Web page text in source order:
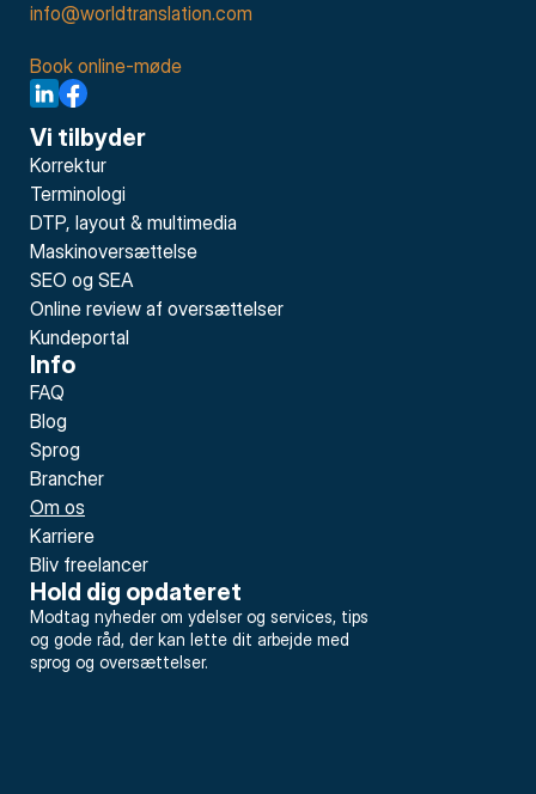
info@worldtranslation.com
Book online-møde
Vi tilbyder
Korrektur
Terminologi
DTP, layout & multimedia
Maskinoversættelse
SEO og SEA
Online review af oversættelser
Kundeportal
Info
FAQ
Blog
Sprog
Brancher
Om os
Karriere
Bliv freelancer
Hold dig opdateret
Modtag nyheder om ydelser og services, tips
og gode råd, der kan lette dit arbejde med
sprog og oversættelser.